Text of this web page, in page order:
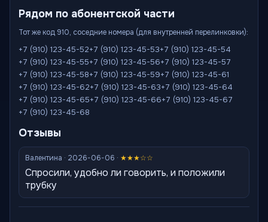
Рядом по абонентской части
Тот же код 910, соседние номера (для внутренней перелинковки):
+7 (910) 123-45-52+7 (910) 123-45-53+7 (910) 123-45-54
+7 (910) 123-45-55+7 (910) 123-45-56+7 (910) 123-45-57
+7 (910) 123-45-58+7 (910) 123-45-59+7 (910) 123-45-61
+7 (910) 123-45-62+7 (910) 123-45-63+7 (910) 123-45-64
+7 (910) 123-45-65+7 (910) 123-45-66+7 (910) 123-45-67
+7 (910) 123-45-68
Отзывы
Валентина · 2026-06-06 · ★★★☆☆
Спросили, удобно ли говорить, и положили
трубку